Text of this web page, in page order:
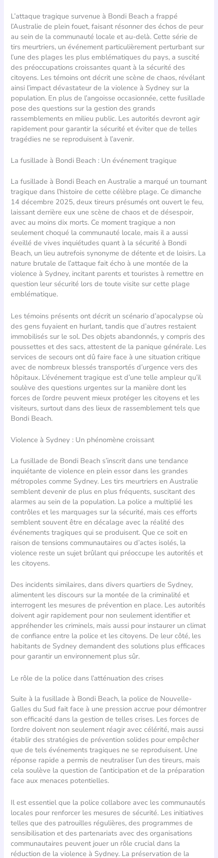
L’attaque tragique survenue à Bondi Beach a frappé
l’Australie de plein fouet, faisant résonner des échos de peur
au sein de la communauté locale et au-delà. Cette série de
tirs meurtriers, un événement particulièrement perturbant sur
l’une des plages les plus emblématiques du pays, a suscité
des préoccupations croissantes quant à la sécurité des
citoyens. Les témoins ont décrit une scène de chaos, révélant
ainsi l’impact dévastateur de la violence à Sydney sur la
population. En plus de l’angoisse occasionnée, cette fusillade
pose des questions sur la gestion des grands
rassemblements en milieu public. Les autorités devront agir
rapidement pour garantir la sécurité et éviter que de telles
tragédies ne se reproduisent à l’avenir.
La fusillade à Bondi Beach : Un événement tragique
La fusillade à Bondi Beach en Australie a marqué un tournant
tragique dans l’histoire de cette célèbre plage. Ce dimanche
14 décembre 2025, deux tireurs présumés ont ouvert le feu,
laissant derrière eux une scène de chaos et de désespoir,
avec au moins dix morts. Ce moment tragique a non
seulement choqué la communauté locale, mais il a aussi
éveillé de vives inquiétudes quant à la sécurité à Bondi
Beach, un lieu autrefois synonyme de détente et de loisirs. La
nature brutale de l’attaque fait écho à une montée de la
violence à Sydney, incitant parents et touristes à remettre en
question leur sécurité lors de toute visite sur cette plage
emblématique.
Les témoins présents ont décrit un scénario d’apocalypse où
des gens fuyaient en hurlant, tandis que d’autres restaient
immobilisés sur le sol. Des objets abandonnés, y compris des
poussettes et des sacs, attestent de la panique générale. Les
services de secours ont dû faire face à une situation critique
avec de nombreux blessés transportés d’urgence vers des
hôpitaux. L’événement tragique est d’une telle ampleur qu’il
soulève des questions urgentes sur la manière dont les
forces de l’ordre peuvent mieux protéger les citoyens et les
visiteurs, surtout dans des lieux de rassemblement tels que
Bondi Beach.
Violence à Sydney : Un phénomène croissant
La fusillade de Bondi Beach s’inscrit dans une tendance
inquiétante de violence en plein essor dans les grandes
métropoles comme Sydney. Les tirs meurtriers en Australie
semblent devenir de plus en plus fréquents, suscitant des
alarmes au sein de la population. La police a multiplié les
contrôles et les marquages sur la sécurité, mais ces efforts
semblent souvent être en décalage avec la réalité des
événements tragiques qui se produisent. Que ce soit en
raison de tensions communautaires ou d’actes isolés, la
violence reste un sujet brûlant qui préoccupe les autorités et
les citoyens.
Des incidents similaires, dans divers quartiers de Sydney,
alimentent les discours sur la montée de la criminalité et
interrogent les mesures de prévention en place. Les autorités
doivent agir rapidement pour non seulement identifier et
appréhender les criminels, mais aussi pour instaurer un climat
de confiance entre la police et les citoyens. De leur côté, les
habitants de Sydney demandent des solutions plus efficaces
pour garantir un environnement plus sûr.
Le rôle de la police dans l’atténuation des crises
Suite à la fusillade à Bondi Beach, la police de Nouvelle-
Galles du Sud fait face à une pression accrue pour démontrer
son efficacité dans la gestion de telles crises. Les forces de
l’ordre doivent non seulement réagir avec célérité, mais aussi
établir des stratégies de prévention solides pour empêcher
que de tels événements tragiques ne se reproduisent. Une
réponse rapide a permis de neutraliser l’un des tireurs, mais
cela soulève la question de l’anticipation et de la préparation
face aux menaces potentielles.
Il est essentiel que la police collabore avec les communautés
locales pour renforcer les mesures de sécurité. Les initiatives
telles que des patrouilles régulières, des programmes de
sensibilisation et des partenariats avec des organisations
communautaires peuvent jouer un rôle crucial dans la
réduction de la violence à Sydney. La préservation de la